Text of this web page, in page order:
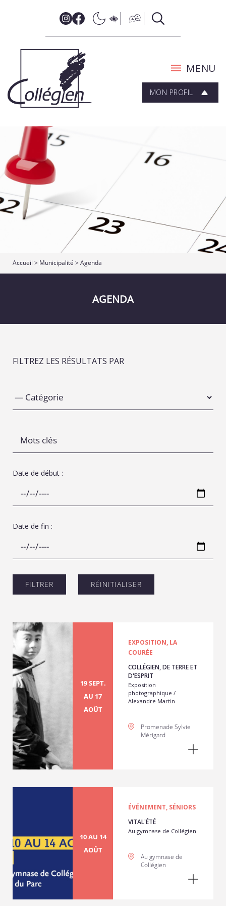
MENU
MON PROFIL
Accueil > Municipalité >Agenda
AGENDA
FILTREZ LES RÉSULTATS PAR
Date de début :
Date de fin :
19 SEPT.
AU 17
AOÛT
EXPOSITION, LA
COURÉE
COLLÉGIEN, DE TERRE ET
D'ESPRIT
Exposition
photographique /
Alexandre Martin
Promenade Sylvie
Mérigard
10 AU 14
AOÛT
ÉVÉNEMENT, SÉNIORS
VITAL'ÉTÉ
Au gymnase de Collégien
Au gymnase de
Collégien